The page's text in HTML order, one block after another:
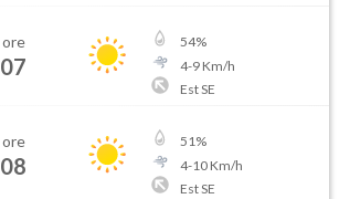
ore
07
54%
4-9Km/h
Est SE
ore
08
51%
4-10Km/h
Est SE